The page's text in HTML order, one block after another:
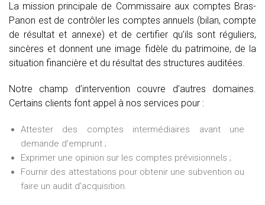
La mission principale de Commissaire aux comptes Bras-
Panon est de contrôler les comptes annuels (bilan, compte
de résultat et annexe) et de certifier qu’ils sont réguliers,
sincères et donnent une image fidèle du patrimoine, de la
situation financière et du résultat des structures auditées.
Notre champ d’intervention couvre d’autres domaines.
Certains clients font appel à nos services pour :
Attester des comptes intermédiaires avant une
demande d’emprunt ;
Exprimer une opinion sur les comptes prévisionnels ;
Fournir des attestations pour obtenir une subvention ou
faire un audit d’acquisition.